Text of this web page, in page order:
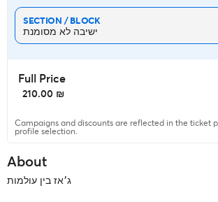
ישיבה לא מסומנת
SECTION / BLOCK
Full Price
‏210.00 ₪
Campaigns and discounts are reflected in the ticket
profile selection.
About
ג׳אז בין עולמות